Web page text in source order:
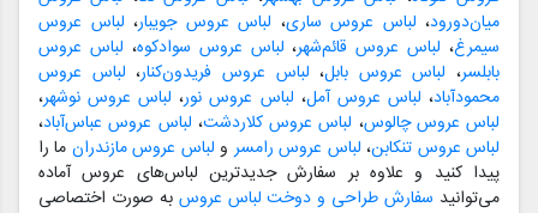
میان‌دورود، لباس عروس ساری، لباس عروس جویبار، لباس عروس
سیمرغ، لباس عروس قائم‌شهر، لباس عروس سوادکوه، لباس عروس
بابلسر، لباس عروس بابل، لباس عروس فریدون‌کنار، لباس عروس
محمودآباد، لباس عروس آمل، لباس عروس نور، لباس عروس نوشهر،
لباس عروس چالوس، لباس عروس کلاردشت، لباس عروس عباس‌آباد،
لباس عروس تنکابن، لباس عروس رامسر و لباس عروس مازندران ما را
پیدا کنید و علاوه بر سفارش جدیدترین لباس‌های عروس آماده
می‌توانید سفارش طراحی و دوخت لباس عروس به صورت اختصاصی